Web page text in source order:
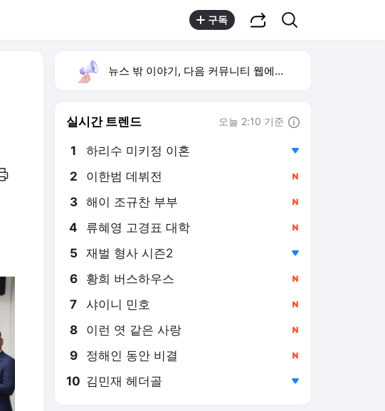
구독
뉴스 밖 이야기, 다음 커뮤니티 웹에서 보기
실시간 트렌드 오늘 2:10 기준
1 하리수 미키정 이혼
2 이한범 데뷔전
4 류혜영 고경표 대학
5 재벌 형사 시즌2
6 황희 버스하우스
7 샤이니 민호
8 이런 엿 같은 사랑
9 정해인 동안 비결
10 김민재 헤더골